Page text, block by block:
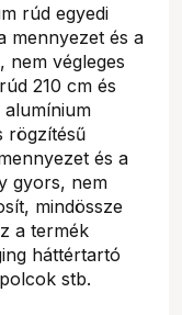
rúd egyedi
mennyezet és a
nem végleges
210 cm és
rögzítésű
és a
gyors, nem
mindössze
a termék
háttértartó
stb.